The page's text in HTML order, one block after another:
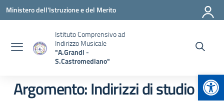
Vai ai contenuti
Vai al menu di navigazione
Vai al footer
Ministero dell'Istruzione e del Merito
Istituto Comprensivo ad
Indirizzo Musicale
"A.Grandi -
S.Castromediano"
Argomento: Indirizzi di studio